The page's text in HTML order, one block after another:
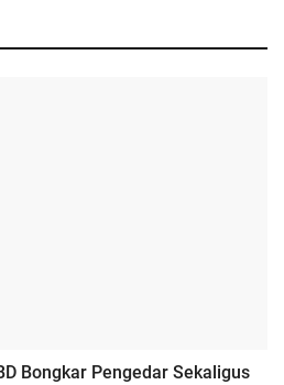
Bongkar Pengedar Sekaligus